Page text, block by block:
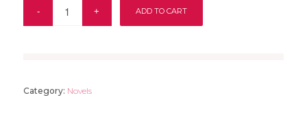
ADD TO CART
Category: Novels